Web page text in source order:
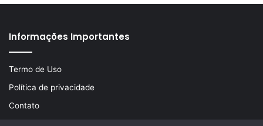
Informações Importantes
Termo de Uso
Política de privacidade
Contato